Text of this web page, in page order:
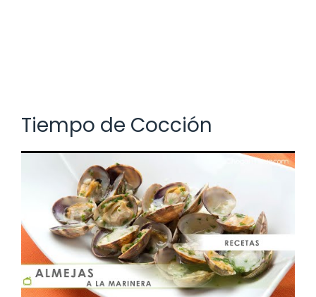
Tiempo de Cocción